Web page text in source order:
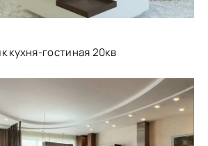
кухня-гостиная 20кв